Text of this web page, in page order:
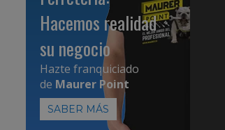
Hacemos realidad
su negocio
Hazte franquiciado
de Maurer Point
SABER MÁS